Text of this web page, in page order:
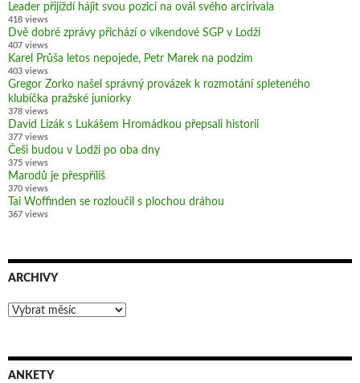
Leader přijíždí hájit svou pozici na ovál svého arcirivala
418 views
Dvě dobré zprávy přichází o víkendové SGP v Lodži
407 views
Karel Průša letos nepojede, Petr Marek na podzim
403 views
Gregor Zorko našel správný provázek k rozmotání spleteného
klubíčka pražské juniorky
378 views
David Lizák s Lukášem Hromádkou přepsali historii
377 views
Češi budou v Lodži po oba dny
375 views
Marodů je přespříliš
370 views
Tai Woffinden se rozloučil s plochou dráhou
367 views
ARCHIVY
Archivy
ANKETY